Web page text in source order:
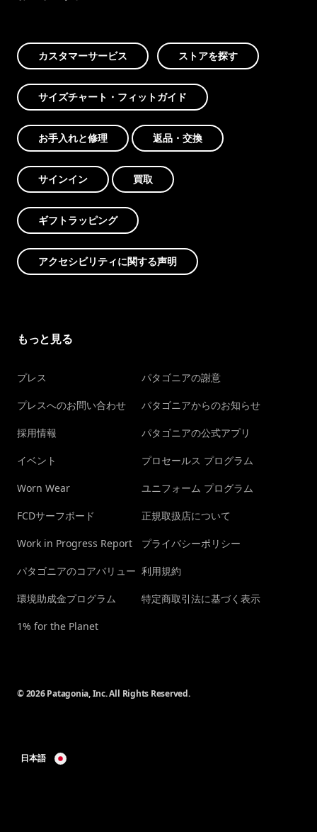
カスタマーサービス ストアを探す
サイズチャート・フィットガイド
お手入れと修理 返品・交換
サインイン 買取
ギフトラッピング
アクセシビリティに関する声明
もっと見る
プレス
プレスへのお問い合わせ
採用情報
イベント
Worn Wear
FCDサーフボード
Work in Progress Report
パタゴニアのコアバリュー
環境助成金プログラム
1% for the Planet
パタゴニアの謝意
パタゴニアからのお知らせ
パタゴニアの公式アプリ
プロセールス プログラム
ユニフォーム プログラム
正規取扱店について
プライバシーポリシー
利用規約
特定商取引法に基づく表示
© 2026 Patagonia, Inc. All Rights Reserved.
日本語